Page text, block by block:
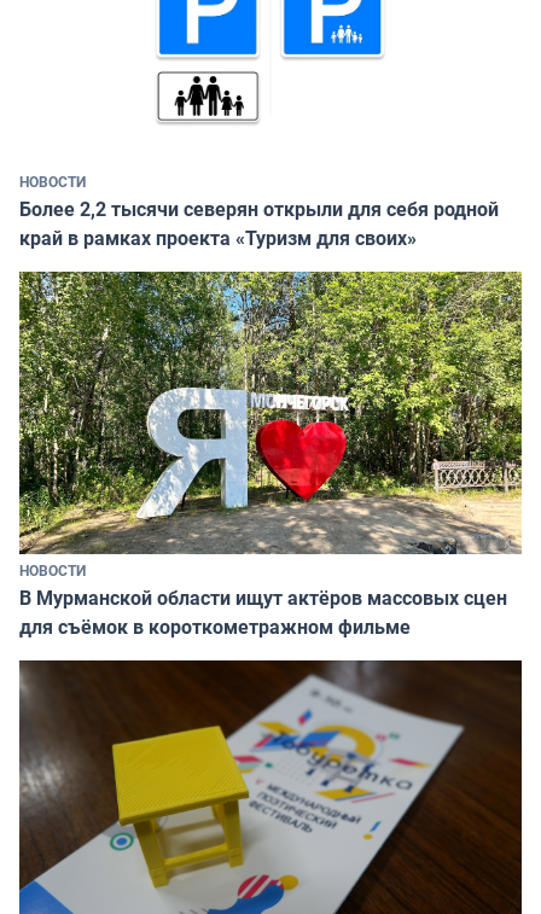
НОВОСТИ
Более 2,2 тысячи северян открыли для себя родной
край в рамках проекта «Туризм для своих»
НОВОСТИ
В Мурманской области ищут актёров массовых сцен
для съёмок в короткометражном фильме